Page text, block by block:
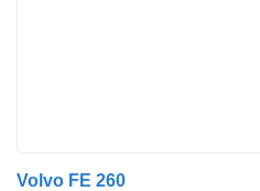
Volvo FE 260